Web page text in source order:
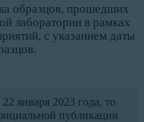
образцов, прошедших
лаборатории в рамках
с указанием даты
января 2023 года, то
публикации